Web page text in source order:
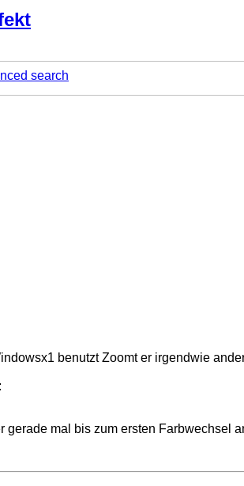
search
benutzt Zoomt er irgendwie
gerade mal bis zum ersten Farbwechsel